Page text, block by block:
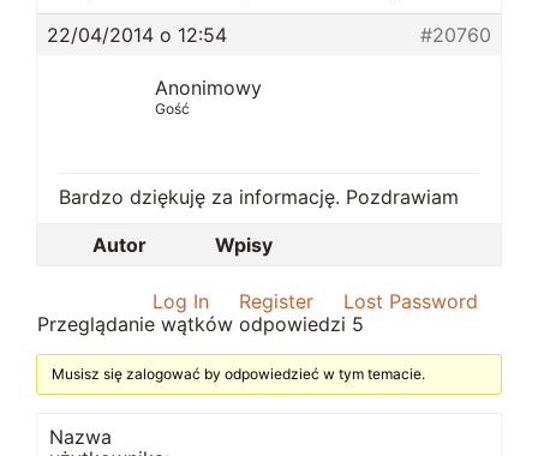
22/04/2014 o 12:54
#20760
Anonimowy
Gość
Bardzo dziękuję za informację. Pozdrawiam
Autor
Wpisy
Log In Register
Lost Password
Przeglądanie wątków odpowiedzi 5
Musisz się zalogować by odpowiedzieć w tym temacie.
Nazwa